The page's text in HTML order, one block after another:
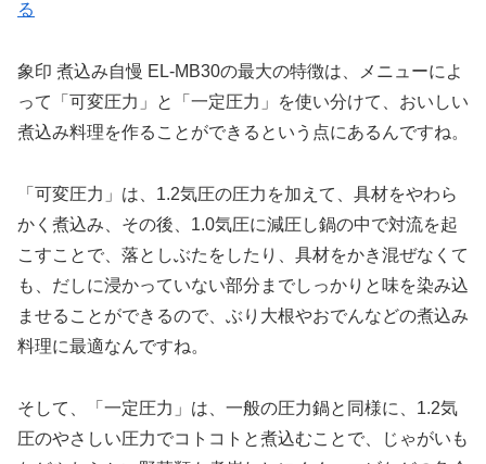
る
象印 煮込み自慢 EL-MB30の最大の特徴は、メニューによ
って「可変圧力」と「一定圧力」を使い分けて、おいしい
煮込み料理を作ることができるという点にあるんですね。
「可変圧力」は、1.2気圧の圧力を加えて、具材をやわら
かく煮込み、その後、1.0気圧に減圧し鍋の中で対流を起
こすことで、落としぶたをしたり、具材をかき混ぜなくて
も、だしに浸かっていない部分までしっかりと味を染み込
ませることができるので、ぶり大根やおでんなどの煮込み
料理に最適なんですね。
そして、「一定圧力」は、一般の圧力鍋と同様に、1.2気
圧のやさしい圧力でコトコトと煮込むことで、じゃがいも